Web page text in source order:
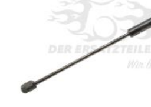
Mini Ersatzteile
Mitsubishi Ersatzteile
Nissan Ersatzteile